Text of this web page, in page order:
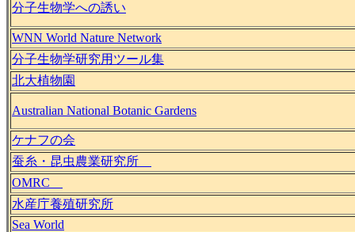
分子生物学への誘い
WNN World Nature Network
分子生物学研究用ツール集
北大植物園
Australian National Botanic Gardens
ケナフの会
蚕糸・昆虫農業研究所
OMRC
水産庁養殖研究所
Sea World